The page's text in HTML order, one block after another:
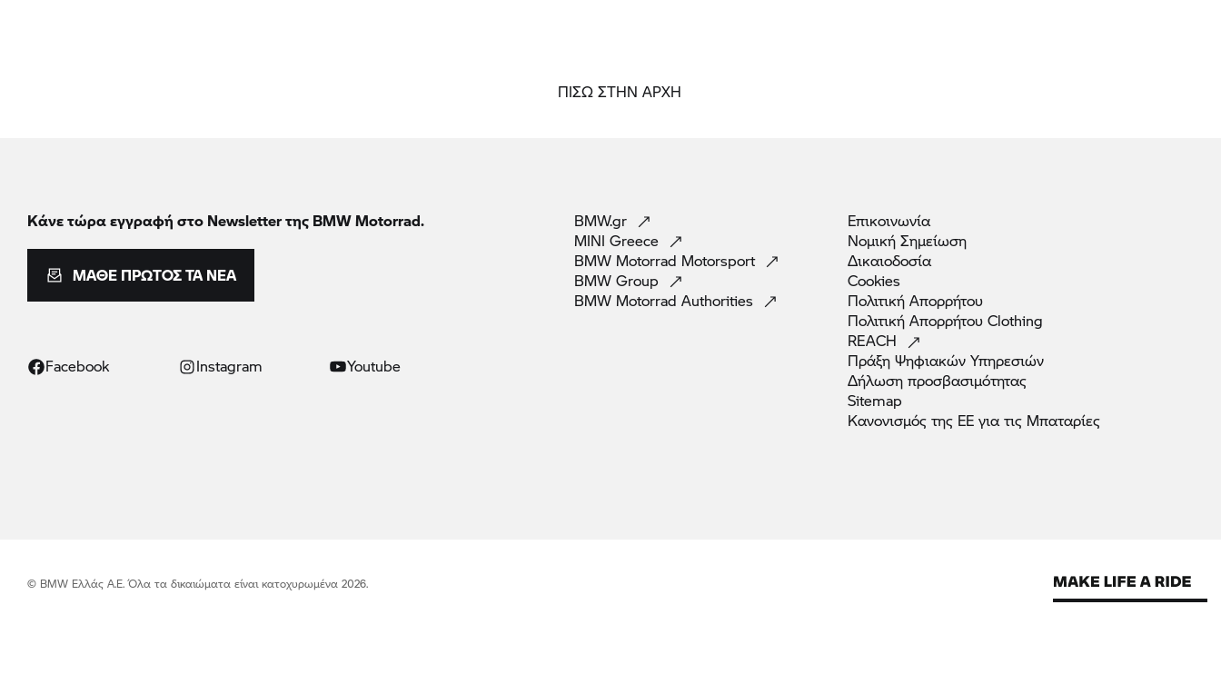
ΠΙΣΩ ΣΤΗΝ ΑΡΧΗ
Κάνε τώρα εγγραφή στο Newsletter της BMW Motorrad.
ΜΆΘΕ ΠΡΏΤΟΣ ΤΑ ΝΈΑ
Facebook Instagram Youtube
BMW.gr
MINI Greece
BMW Motorrad Motorsport
BMW Group
BMW Motorrad Authorities
Επικοινωνία
Νομική Σημείωση
Δικαιοδοσία
Cookies
Πολιτική Απορρήτου
Πολιτική Απορρήτου Clothing
REACH
Πράξη Ψηφιακών Υπηρεσιών
Δήλωση προσβασιμότητας
Sitemap
Κανονισμός της ΕΕ για τις Μπαταρίες
© BMW Ελλάς Α.Ε. Όλα τα δικαιώματα είναι κατοχυρωμένα 2026.